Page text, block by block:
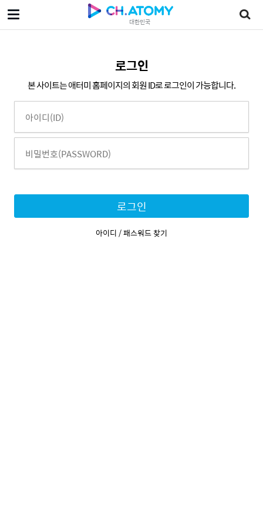
대한민국
로그인
본 사이트는 애터미 홈페이지의 회원 ID로 로그인이 가능합니다.
로그인
아이디 / 패스워드 찾기